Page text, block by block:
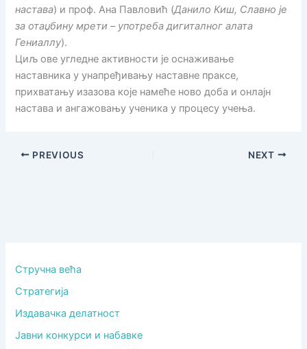
настава) и проф. Ана Павловић (Данило Киш, Славно је
за отаџбину мрети – употреба дигиталног алата
Гениаллy).
Циљ ове угледне активности је оснаживање
наставника у унапређивању наставне праксе,
прихватању изазова које намеће ново доба и онлајн
настава и ангажовању ученика у процесу учења.
PREVIOUS NEXT
Стручна већа
Стратегија
Издавачка делатност
Јавни конкурси и набавке